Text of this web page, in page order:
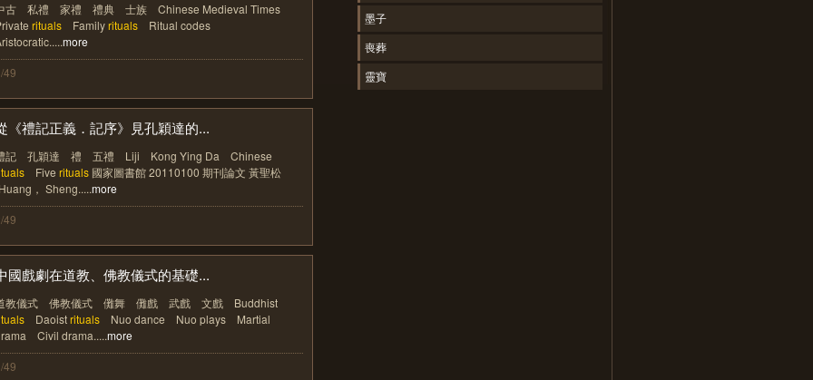
古 私禮 家禮 禮典 士族 Chinese Medieval Times
rituals Familyrituals Ritual codes
more
49
《禮記正義．記序》見孔穎達的...
記 孔穎達 禮 五禮 Liji Kong Ying Da Chinese
Five rituals 國家圖書館 20110100 期刊論文 黃聖松
， Sheng.....more
49
國戲劇在道教、佛教儀式的基礎...
教儀式 佛教儀式 儺舞 儺戲 武戲 文戲 Buddhist
Daoistrituals Nuo dance Nuo plays Martial
Civil drama.....more
49
墨子
喪葬
靈寶